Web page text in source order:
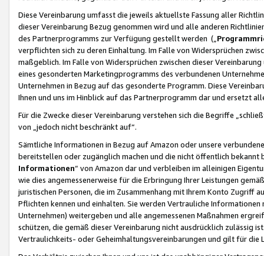
Diese Vereinbarung umfasst die jeweils aktuellste Fassung aller
dieser Vereinbarung Bezug genommen wird und alle anderen
des Partnerprogramms zur Verfügung gestellt werden („
verpflichten sich zu deren Einhaltung. Im Falle von Widersprüchen
maßgeblich. Im Falle von Widersprüchen zwischen dieser
eines gesonderten Marketingprogramms des verbundenen
Unternehmen in Bezug auf das gesonderte Programm. Diese
Ihnen und uns im Hinblick auf das Partnerprogramm dar und ersetzt
Für die Zwecke dieser Vereinbarung verstehen sich die Begriffe
von „jedoch nicht beschränkt auf“.
Sämtliche Informationen in Bezug auf Amazon oder unsere
bereitstellen oder zugänglich machen und die nicht öffentlich
Informationen“ von Amazon dar und verbleiben im alleinigen
wie dies angemessenerweise für die Erbringung Ihrer Leistungen
juristischen Personen, die im Zusammenhang mit Ihrem Konto
Pflichten kennen und einhalten. Sie werden Vertrauliche
Unternehmen) weitergeben und alle angemessenen Maßnahmen
schützen, die gemäß dieser Vereinbarung nicht ausdrücklich zulässig
Vertraulichkeits- oder Geheimhaltungsvereinbarungen und gilt für die